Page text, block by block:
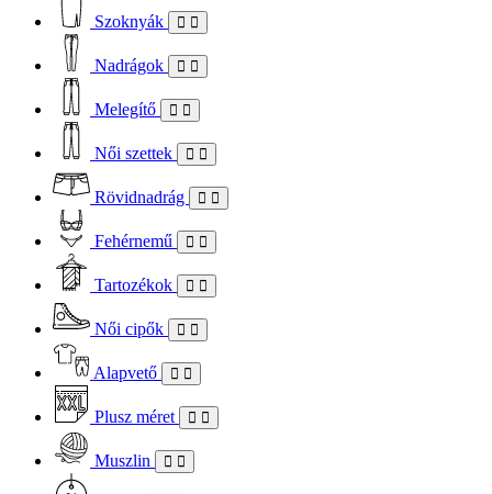
Szoknyák
Nadrágok
Melegítő
Női szettek
Rövidnadrág
Fehérnemű
Tartozékok
Női cipők
Alapvető
Plusz méret
Muszlin